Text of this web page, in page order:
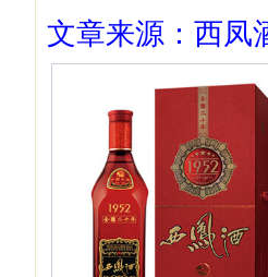
文章来源：西凤